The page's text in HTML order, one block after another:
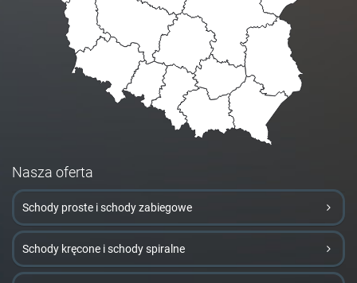
Nasza oferta
Schody proste i schody zabiegowe
Schody kręcone i schody spiralne